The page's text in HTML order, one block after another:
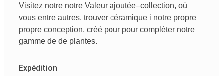
Visitez notre notre Valeur ajoutée–collection, où
vous entre autres. trouver céramique i notre propre
propre conception, créé pour pour compléter notre
gamme de de plantes.
Expédition